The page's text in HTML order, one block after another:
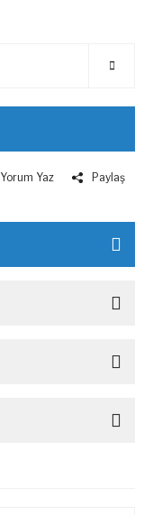
Yorum Yaz Paylaş